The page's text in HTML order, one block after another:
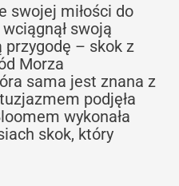
swojej miłości do
swoją
przygodę – skok z
Morza
sama jest znana z
podjęła
wykonała
skok, który